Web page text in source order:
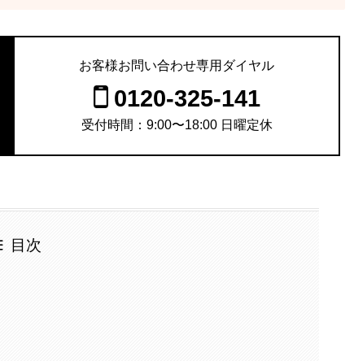
お客様お問い合わせ専用ダイヤル
0120-325-141
受付時間：9:00〜18:00 日曜定休
目次